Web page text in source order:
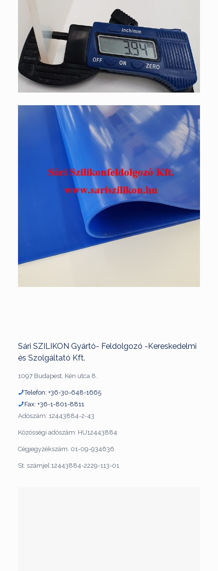
Sári SZILIKON Gyártó- Feldolgozó -Kereskedelmi
és Szolgáltató Kft.
1097 Budapest, Kén utca 8.
Telefon: +36-30-648-1665
Fax: +36-1-801-8811
Adószám: 12443884-2-43
Közösségi adószám: HU12443884
Cégjegyzékszám: 01-09-934636
St. számjel:12443884-2229-113-01